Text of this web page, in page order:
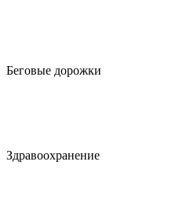
Беговые дорожки
Здравоохранение